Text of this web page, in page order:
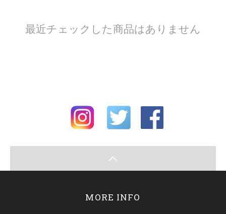
最近チェックした商品はありません
MORE INFO